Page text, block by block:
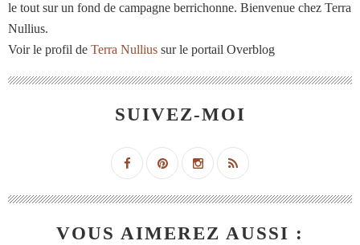
le tout sur un fond de campagne berrichonne. Bienvenue chez Terra
Nullius.
Voir le profil de Terra Nullius sur le portail Overblog
SUIVEZ-MOI
VOUS AIMEREZ AUSSI :